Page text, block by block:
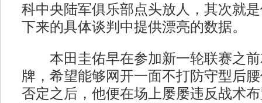
科中央陆军俱乐部点头放人，其次就
下来的具体谈判中提供漂亮的数据。
本田圭佑早在参加新一轮联赛之前
牌，希望能够网开一面不打防守型后
否定之后，他便在场上屡屡违反战术